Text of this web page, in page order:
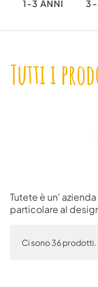
1-3 ANNI 3-
Tutti i
Tutete è un'
particolare al
Ci sono 36 prodotti.